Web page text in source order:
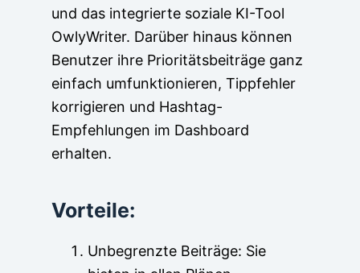
und das integrierte soziale KI-Tool
OwlyWriter. Darüber hinaus können
Benutzer ihre Prioritätsbeiträge ganz
einfach umfunktionieren, Tippfehler
korrigieren und Hashtag-
Empfehlungen im Dashboard
erhalten.
Vorteile:
Unbegrenzte Beiträge: Sie